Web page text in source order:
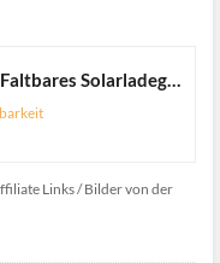
Solarpanels 30W Faltbares Solarladegerät Premium monokristallines mit QC3.0 24W & DC18V1.6A Ausgang Solarbatterieladegerät kompatibel mit Solargeneratoren, Telefonen, Tablets, für Outdoor-Aktivitäten
Links / Bilder von der